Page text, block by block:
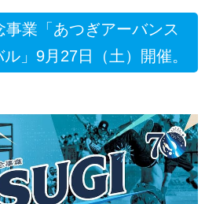
業「あつぎアーバンス
」9月27日（土）開催。